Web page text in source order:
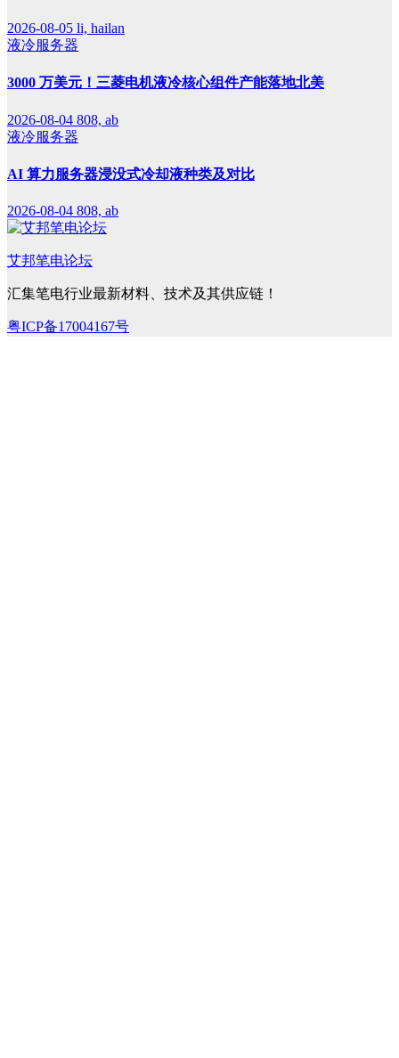
2026-08-05 li, hailan
液冷服务器
3000 万美元！三菱电机液冷核心组件产能落地北美
2026-08-04 808, ab
液冷服务器
AI 算力服务器浸没式冷却液种类及对比
2026-08-04 808, ab
艾邦笔电论坛
汇集笔电行业最新材料、技术及其供应链！
粤ICP备17004167号